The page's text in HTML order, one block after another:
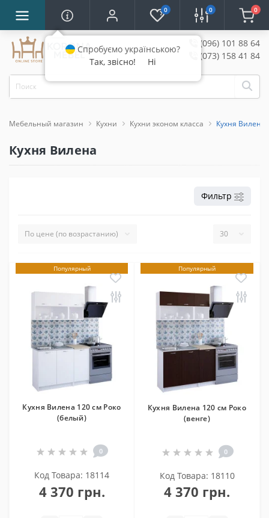
0 0 0
(096) 101 88 64
(073) 158 41 84
Мебельный магазин Кухни Кухни эконом класса Кухня Вилена
Кухня Вилена
Фильтр
Популярный
Кухня Вилена 120 см Роко
(белый)
0
Код Товара: 18114
4 370 грн.
Популярный
Кухня Вилена 120 см Роко
(венге)
0
Код Товара: 18110
4 370 грн.
Спробуємо українською?
Так, звісно!
Ні